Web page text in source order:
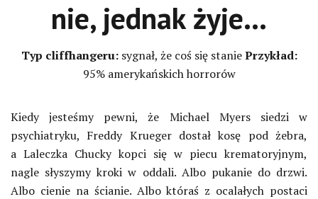
nie, jednak żyje…
Typ cliffhangeru:sygnał, że coś się staniePrzykład:
95% amerykańskich horrorów
Kiedy jesteśmy pewni, że Michael Myers siedzi w
psychiatryku, Freddy Krueger dostał kosę pod żebra,
a Laleczka Chucky kopci się w piecu krematoryjnym,
nagle słyszymy kroki w oddali. Albo pukanie do drzwi.
Albo cienie na ścianie. Albo któraś z ocalałych postaci